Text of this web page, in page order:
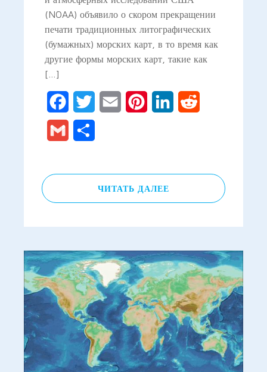
(NOAA) объявило о скором прекращении
печати традиционных литографических
(бумажных) морских карт, в то время как
другие формы морских карт, такие как
[…]
FacebookTwitter Email PinterestLinkedIn
Gmail
ЧИТАТЬ ДАЛЕЕ